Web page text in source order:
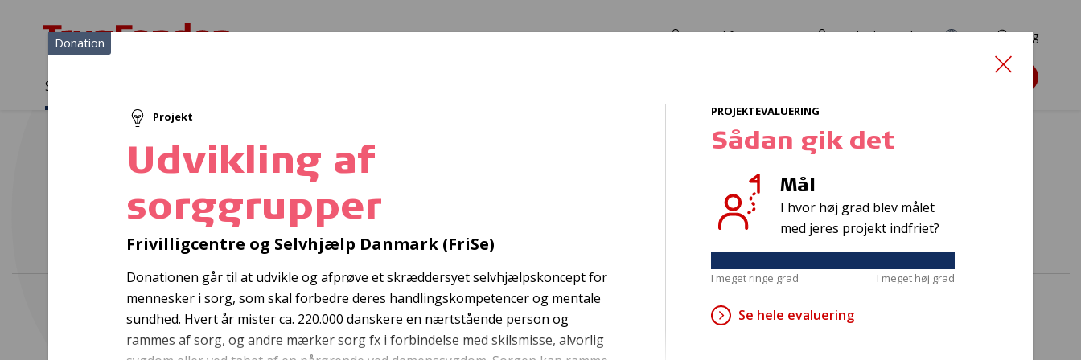
Log ind for ansøgere TryghedsPortalen EN Søg
Sådan støtter vi
Søg støtte
Projekter og donationer
Bustur med kol-patienter 2025
Donation
Projekt
Udvikling af
sorggrupper
Frivilligcentre og Selvhjælp Danmark (FriSe)
Donationen går til at udvikle og afprøve et skræddersyet selvhjælpskoncept for
mennesker i sorg, som skal forbedre deres handlingskompetencer og mentale
sundhed. Hvert år mister ca. 220.000 danskere en nærtstående person og
rammes af sorg, og andre mærker sorg fx i forbindelse med skilsmisse, alvorlig
PROJEKTEVALUERING
Sådan gik det
Mål
I hvor høj grad blev målet
med jeres projekt indfriet?
I meget ringe grad I meget høj grad
Se hele evaluering